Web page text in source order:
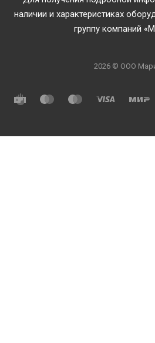
наличии и характеристиках
группу компаний
2026 © ООО